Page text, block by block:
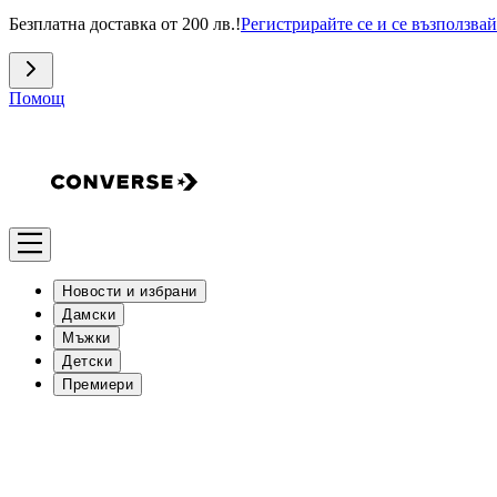
Безплатна доставка от 200 лв.!Регистрирайте се и се
Помощ
Новости и избрани
Дамски
Мъжки
Детски
Премиери